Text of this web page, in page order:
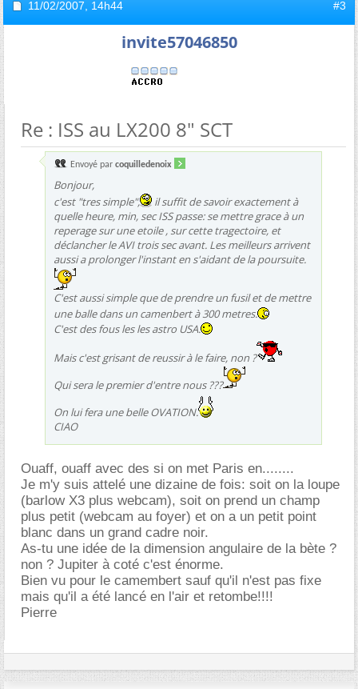
11/02/2007, 14h44 #3
invite57046850
Re : ISS au LX200 8" SCT
Envoyé par coquilledenoix
Bonjour,
c'est "tres simple",
il suffit de savoir exactement à
quelle heure, min, sec ISS passe: se mettre grace à un
reperage sur une etoile , sur cette tragectoire, et
déclancher le AVI trois sec avant. Les meilleurs arrivent
aussi a prolonger l'instant en s'aidant de la poursuite.
C'est aussi simple que de prendre un fusil et de mettre
une balle dans un camenbert à 300 metres.
C'est des fous les les astro USA.
Mais c'est grisant de reussir à le faire, non ?
Qui sera le premier d'entre nous ???
On lui fera une belle OVATION.
CIAO
Ouaff, ouaff avec des si on met Paris en........
Je m'y suis attelé une dizaine de fois: soit on la loupe
(barlow X3 plus webcam), soit on prend un champ
plus petit (webcam au foyer) et on a un petit point
blanc dans un grand cadre noir.
As-tu une idée de la dimension angulaire de la bète ?
non ? Jupiter à coté c'est énorme.
Bien vu pour le camembert sauf qu'il n'est pas fixe
mais qu'il a été lancé en l'air et retombe!!!!
Pierre